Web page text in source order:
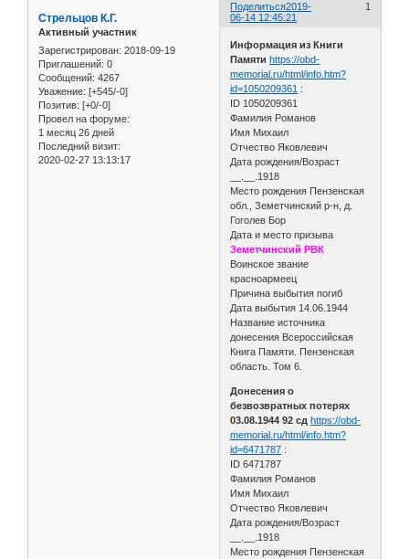
Поделиться 1
2019-
06-14 12:45:21
Стрельцов К.Г.
Активный участник
Зарегистрирован: 2018-09-19
Приглашений: 0
Сообщений: 4267
Уважение: [+545/-0]
Позитив: [+0/-0]
Провел на форуме:
1 месяц 26 дней
Последний визит:
2020-02-27 13:13:17
Информация из Книги
Памяти https://obd-
memorial.ru/html/info.htm?
id=1050209361 :
ID 1050209361
Фамилия Романов
Имя Михаил
Отчество Яковлевич
Дата рождения/Возраст
__.__.1918
Место рождения Пензенская
обл., Земетчинский р-н, д.
Гоголев Бор
Дата и место призыва
Земетчинский РВК
Воинское звание
красноармеец
Причина выбытия погиб
Дата выбытия 14.06.1944
Название источника
донесения Всероссийская
Книга Памяти. Пензенская
область. Том 6.
Донесения о
безвозвратных потерях
03.08.1944 92 сд https://obd-
memorial.ru/html/info.htm?
id=6471787 :
ID 6471787
Фамилия Романов
Имя Михаил
Отчество Яковлевич
Дата рождения/Возраст
__.__.1918
Место рождения Пензенская